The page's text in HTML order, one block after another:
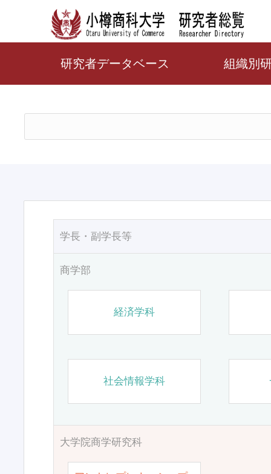
研究者データベース 組織別
学長・副学長等
商学部
経済学科
社会情報学科
大学院商学研究科